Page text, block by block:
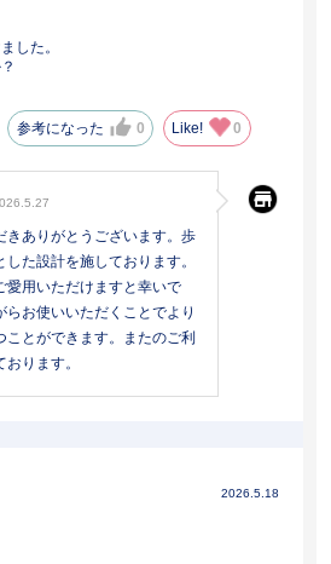
した。
参考になった 0 Like! 0
きありがとうございます。歩
た設計を施しております。
愛用いただけますと幸いで
お使いいただくことでより
ことができます。またのご利
ります。
2026.5.18